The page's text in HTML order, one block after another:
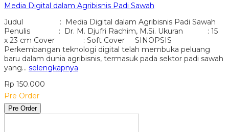
Media Digital dalam Agribisnis Padi Sawah
Judul : Media Digital dalam Agribisnis Padi Sawah
Penulis : Dr. M. Djufri Rachim, M.Si. Ukuran : 15
x 23 cm Cover : Soft Cover SINOPSIS
Perkembangan teknologi digital telah membuka peluang
baru dalam dunia agribisnis, termasuk pada sektor padi sawah
yang… selengkapnya
Rp 150.000
Pre Order
Pre Order